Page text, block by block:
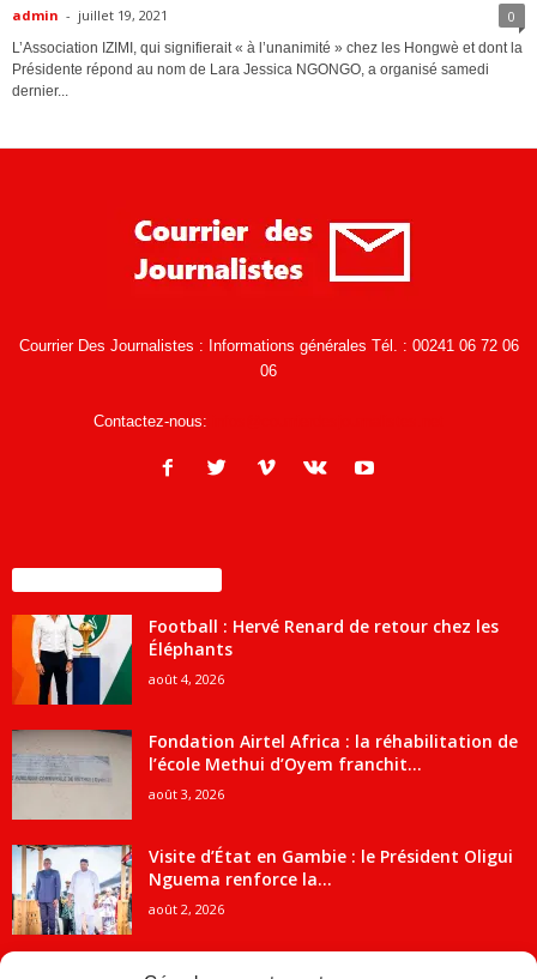
admin - juillet 19, 2021 0
L’Association IZIMI, qui signifierait « à l’unanimité » chez les Hongwè et dont la
Présidente répond au nom de Lara Jessica NGONGO, a organisé samedi
dernier...
Courrier Des Journalistes : Informations générales Tél. : 00241 06 72 06
06
Contactez-nous:
Football : Hervé Renard de retour chez les
Éléphants
août 4, 2026
Fondation Airtel Africa : la réhabilitation de
l’école Methui d’Oyem franchit...
août 3, 2026
Visite d’État en Gambie : le Président Oligui
Nguema renforce la...
août 2, 2026